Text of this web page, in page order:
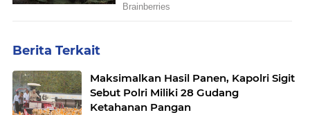
Berita Terkait
Maksimalkan Hasil Panen, Kapolri Sigit
Sebut Polri Miliki 28 Gudang
Ketahanan Pangan